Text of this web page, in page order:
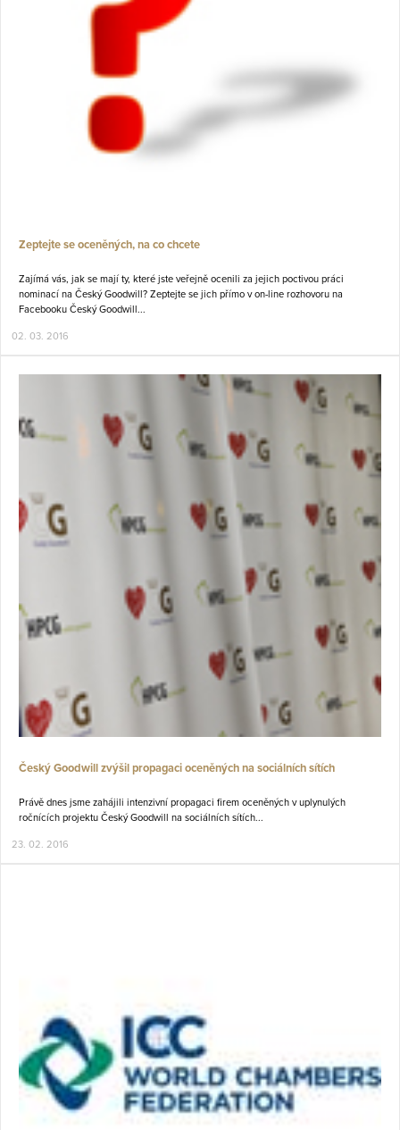
Zeptejte se oceněných, na co chcete
Zajímá vás, jak se mají ty, které jste veřejně ocenili za jejich poctivou práci
nominací na Český Goodwill? Zeptejte se jich přímo v on-line rozhovoru na
Facebooku Český Goodwill...
02. 03. 2016
Český Goodwill zvýšil propagaci oceněných na sociálních sítích
Právě dnes jsme zahájili intenzivní propagaci firem oceněných v uplynulých
ročnících projektu Český Goodwill na sociálních sítích...
23. 02. 2016